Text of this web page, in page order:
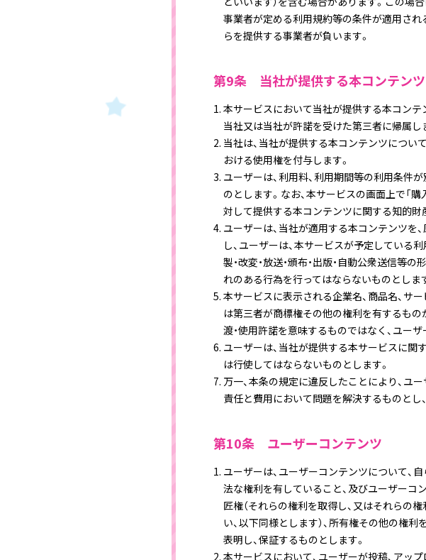
事業者が定める利用規約等の条件が適用され
らを提供する事業者が負います。
第9条 当社が提供する本コンテンツ
本サービスにおいて当社が提供する本コンテ
当社又は当社が許諾を受けた第三者に帰属し
当社は、当社が提供する本コンテンツについ
おける使用権を付与します。
ユーザーは、利用料、利用期間等の利用条件
のとします。なお、本サービスの画面上で「
対して提供する本コンテンツに関する知的財
ユーザーは、当社が適用する本コンテンツを
し、ユーザーは、本サービスが予定している
製・改変・放送・頒布・出版・自動公衆送信等
れのある行為を行ってはならないものとしま
本サービスに表示される企業名、商品名、サ
は第三者が商標権その他の権利を有するもの
渡・使用許諾を意味するものではなく、ユー
ユーザーは、当社が提供する本サービスに関
は行使してはならないものとします。
万一、本条の規定に違反したことにより、ユ
責任と費用において問題を解決するものとし
第10条 ユーザーコンテンツ
ユーザーは、ユーザーコンテンツについて、
法な権利を有していること、及びユーザーコ
匠権（それらの権利を取得し、又はそれらの
い、以下同様とします）、所有権その他の権
表明し、保証するものとします。
本サービスにおいて、ユーザーが投稿、アッ